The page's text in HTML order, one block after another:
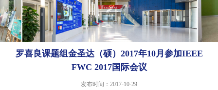
罗喜良课题组金圣达（硕）2017年10月参加IEEE
FWC 2017国际会议
发布时间：2017-10-29